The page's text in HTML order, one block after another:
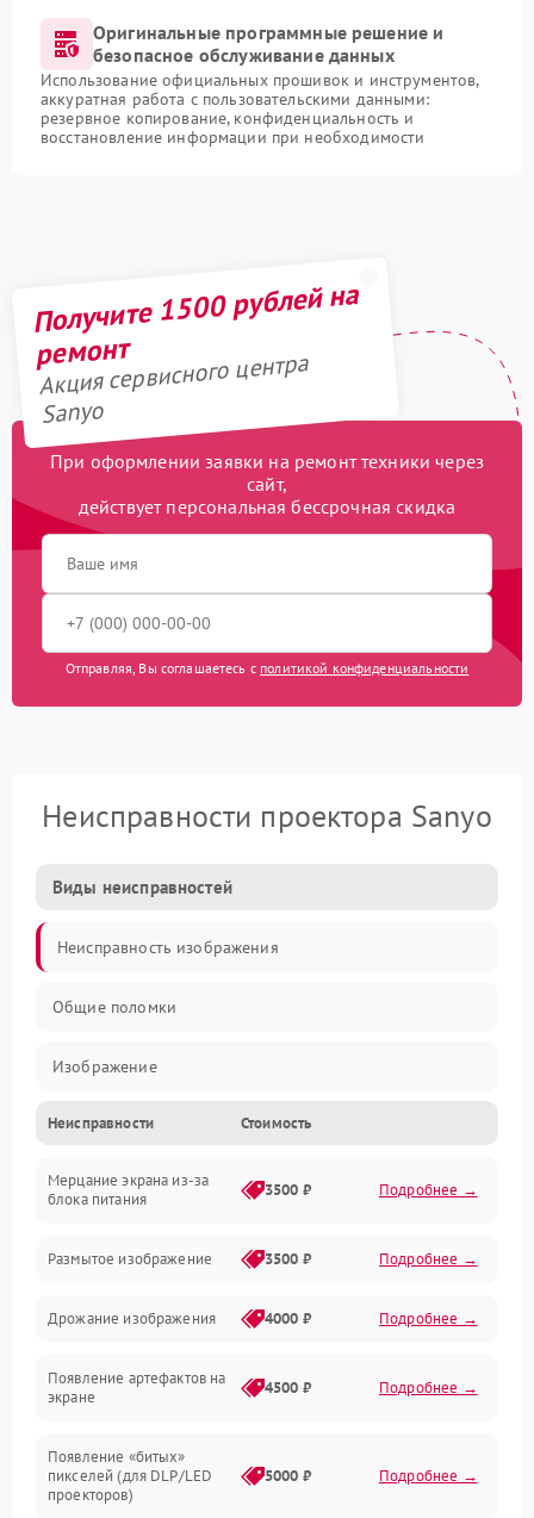
Оригинальные программные решение и
безопасное обслуживание данных
Использование официальных прошивок и инструментов,
аккуратная работа с пользовательскими данными:
резервное копирование, конфиденциальность и
восстановление информации при необходимости
Получите 1500 рублей на
ремонт
Акция сервисного центра
Sanyo
При оформлении заявки на ремонт техники через
сайт,
действует персональная бессрочная скидка
Отправляя, Вы соглашаетесь с политикой конфиденциальности
Неисправности проектора Sanyo
Виды неисправностей
Неисправность изображения
Общие поломки
Изображение
Лампа подсветки
Неисправность управления и интерфейсов
Неисправности Стоимость
Мерцание экрана из-за
блока питания
3500 ₽ Подробнее →
Размытое изображение 3500 ₽ Подробнее →
Дрожание изображения 4000 ₽ Подробнее →
Появление артефактов на
экране
4500 ₽ Подробнее →
Появление «битых»
пикселей (для DLP/LED
проекторов)
5000 ₽ Подробнее →